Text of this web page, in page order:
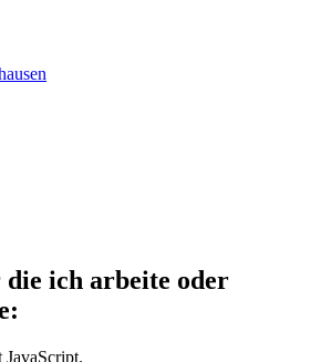
ich arbeite oder